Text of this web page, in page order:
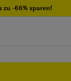
zu -66% sparen!